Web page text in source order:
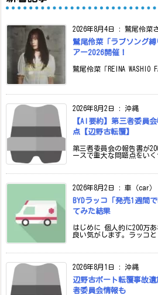
2026年8月4日 : 鷲尾伶菜
鷲尾伶菜「ラブソング
アー2026開催！
鷲尾伶菜「REINA WASHIO
2026年8月2日 : 沖縄
【AI要約】第三者委員
点【辺野古転覆】
第三者委員会の報告書が
ースで重大な問題点をい
2026年8月2日 : 車（car）
BYDラッコ「発売1週間
てみた結果
はじめに 個人的に200万
良い気がします。ラッコ
2026年8月1日 : 沖縄
辺野古ボート転覆事故
者委員会情報も